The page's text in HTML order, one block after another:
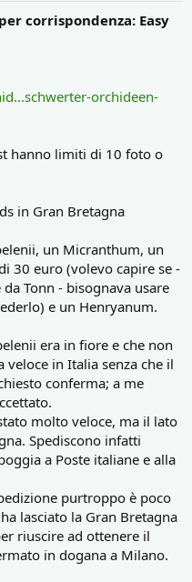
corrispondenza: Easy
orchideen-
hanno limiti di 10 foto o
in Gran Bretagna
un Micranthum, un
30 euro (volevo capire se -
Tonn - bisognava usare
e un Henryanum.
era in fiore e che non
in Italia senza che il
conferma; a me
molto veloce, ma il lato
Spediscono infatti
a Poste italiane e alla
purtroppo è poco
lasciato la Gran Bretagna
riuscire ad ottenere il
in dogana a Milano.